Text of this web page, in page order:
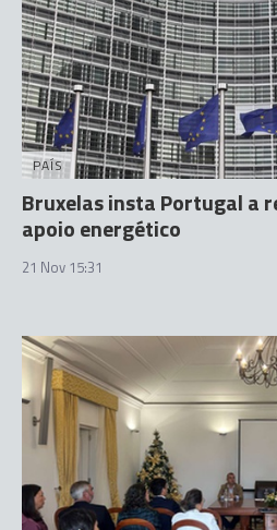
PAÍS
Bruxelas insta Portugal a
apoio energético
21 Nov 15:31